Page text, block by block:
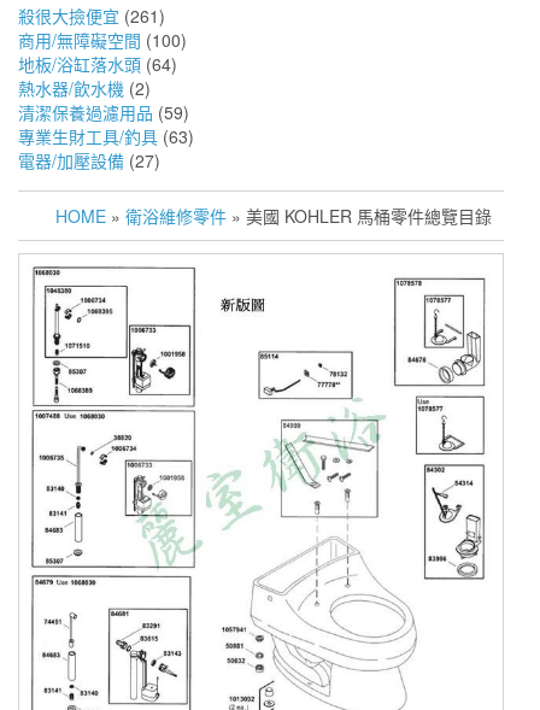
殺很大撿便宜 (261)
商用/無障礙空間 (100)
地板/浴缸落水頭 (64)
熱水器/飲水機 (2)
清潔保養過濾用品 (59)
專業生財工具/釣具 (63)
電器/加壓設備 (27)
HOME » 衛浴維修零件 » 美國 KOHLER 馬桶零件總覽目錄